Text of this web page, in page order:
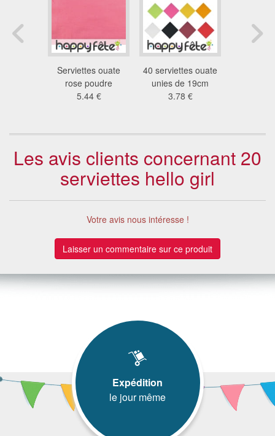
Serviettes ouate
rose poudre
5.44 €
40 serviettes ouate
unies de 19cm
3.78 €
Les avis clients concernant 20
serviettes hello girl
Votre avis nous intéresse !
Laisser un commentaire sur ce produit
Expédition
le jour même